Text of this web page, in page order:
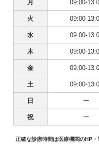
月 09:00-
火 09:00-
水 09:00-
木 09:00-
金 09:00-
土 09:00-
日 ー
祝 ー
正確な診療時間は医療機関のHP